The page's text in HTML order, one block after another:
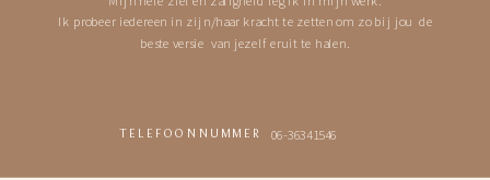
06-36341546
TELEFOONNUMMER
Ik probeer iedereen in zijn/haar kracht te zetten om zo bij jou de
beste versie van jezelf eruit te halen.